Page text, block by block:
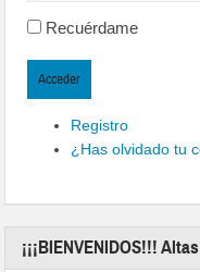
Recuérdame
Acceder
Registro
¿Has olvidado tu
¡¡¡BIENVENIDOS!!!